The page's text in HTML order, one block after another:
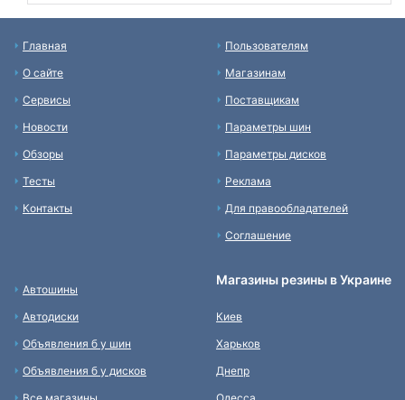
Главная
О сайте
Сервисы
Новости
Обзоры
Тесты
Контакты
Пользователям
Магазинам
Поставщикам
Параметры шин
Параметры дисков
Реклама
Для правообладателей
Соглашение
Автошины
Автодиски
Объявления б у шин
Объявления б у дисков
Магазины резины в Украине
Киев
Харьков
Днепр